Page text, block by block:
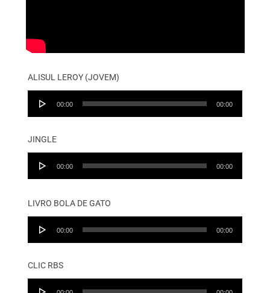
ALISUL LEROY (JOVEM)
Audio
00:00 00:00
JINGLE
Audio
00:00 00:00
LIVRO BOLA DE GATO
Audio
00:00 00:00
CLIC RBS
Audio